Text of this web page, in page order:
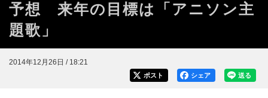
予想 来年の目標は「アニソン主
題歌」
2014年12月26日 / 18:21
送る
シェア
ポスト